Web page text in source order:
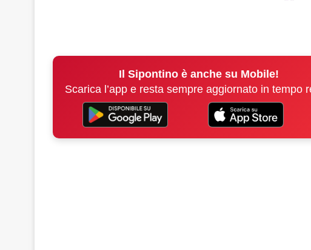
Il Sipontino è anche su Mobile!
Scarica l’app e resta sempre aggiornato in tempo